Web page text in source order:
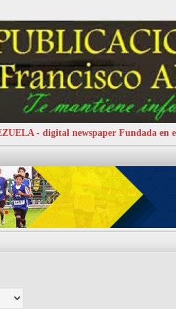
- digital newspaper Fundada en